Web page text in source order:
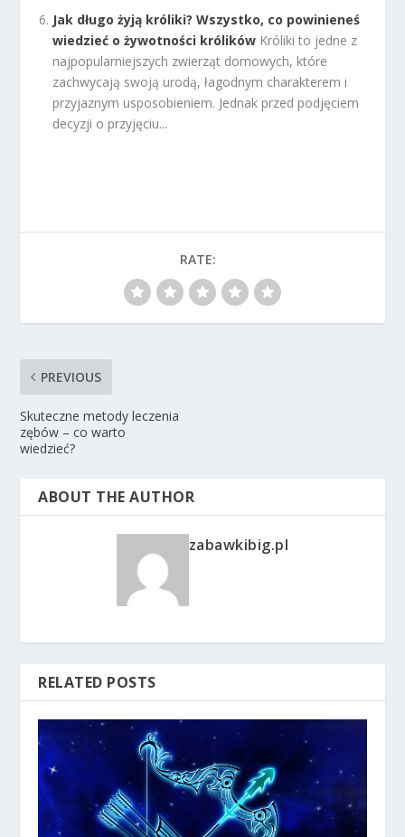
Jak długo żyją króliki? Wszystko, co powinieneś
wiedzieć o żywotności królików Króliki to jedne z
najpopularniejszych zwierząt domowych, które
zachwycają swoją urodą, łagodnym charakterem i
przyjaznym usposobieniem. Jednak przed podjęciem
decyzji o przyjęciu...
RATE:
PREVIOUS
Skuteczne metody leczenia
zębów – co warto
wiedzieć?
ABOUT THE AUTHOR
zabawkibig.pl
RELATED POSTS